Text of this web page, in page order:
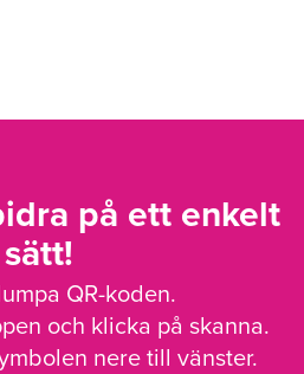
på ett enkelt
sätt!
QR-koden.
och klicka på skanna.
nere till vänster.